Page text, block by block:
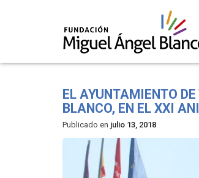
EL AYUNTAMIENTO
BLANCO, EN EL XXI
Publicado en julio 13, 2018